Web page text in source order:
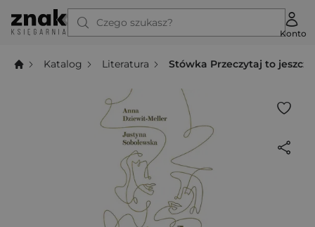
Czego szukasz?
Konto
Katalog Literatura Stówka Przeczytaj to